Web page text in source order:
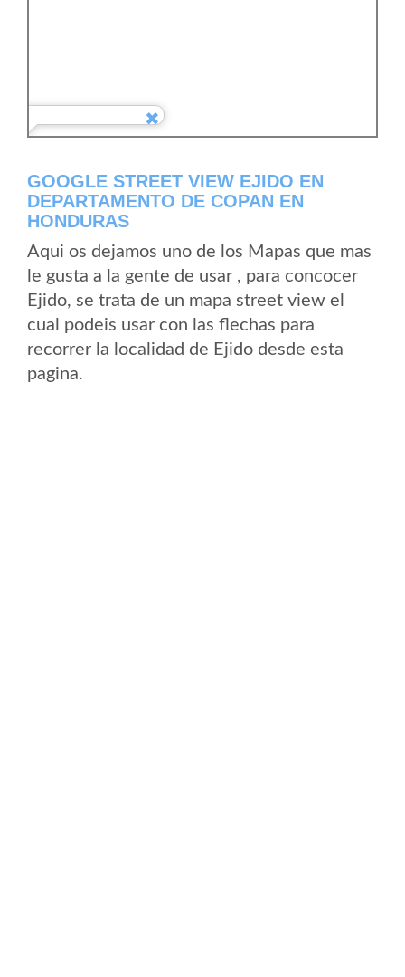
GOOGLE STREET VIEW EJIDO EN
DEPARTAMENTO DE COPAN EN
HONDURAS
Aqui os dejamos uno de los Mapas que mas
le gusta a la gente de usar , para concocer
Ejido, se trata de un mapa street view el
cual podeis usar con las flechas para
recorrer la localidad de Ejido desde esta
pagina.